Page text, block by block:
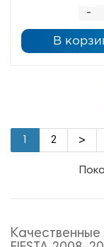
-
В
2 >
Качественные